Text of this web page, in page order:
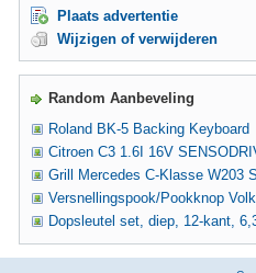
Plaats advertentie
Wijzigen of verwijderen
Random Aanbeveling
Roland BK-5 Backing Keyboard
Citroen C3 1.6I 16V
Grill Mercedes C-Klasse W203
Versnellingspook/Pookknop
Dopsleutel set, diep, 12-kant,